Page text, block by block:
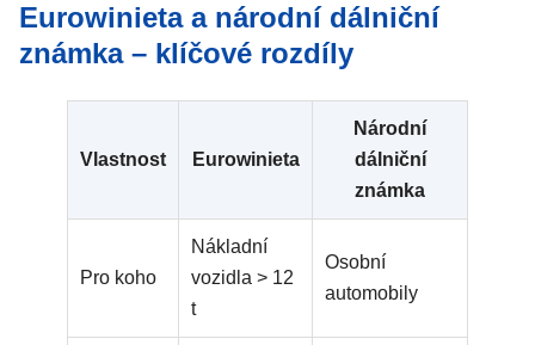
Eurowinieta a národní dálniční
známka – klíčové rozdíly
Vlastnost Eurowinieta
Národní
dálniční
známka
Pro koho
Nákladní
vozidla > 12
t
Osobní
automobily